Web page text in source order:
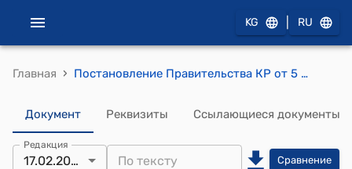
KG RU
Главная › Постановление Правительства КР от 5 марта 2010 года №128 " О Центре аккредитации при Министерстве экономического регулирования Кыргызской Республики"
Документ Реквизиты Ссылающиеся документы
Редакция
17.02.2023 Сравнение